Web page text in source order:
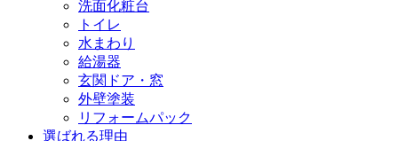
洗面化粧台
トイレ
水まわり
給湯器
玄関ドア・窓
外壁塗装
リフォームパック
選ばれる理由